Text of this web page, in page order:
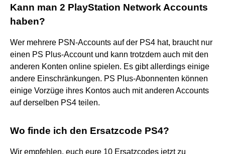
Kann man 2 PlayStation Network Accounts
haben?
Wer mehrere PSN-Accounts auf der PS4 hat, braucht nur
einen PS Plus-Account und kann trotzdem auch mit den
anderen Konten online spielen. Es gibt allerdings einige
andere Einschränkungen. PS Plus-Abonnenten können
einige Vorzüge ihres Kontos auch mit anderen Accounts
auf derselben PS4 teilen.
Wo finde ich den Ersatzcode PS4?
Wir empfehlen, euch eure 10 Ersatzcodes jetzt zu